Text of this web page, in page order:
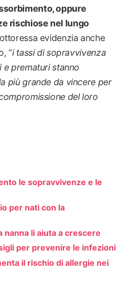
oppure
rischiose nel lungo
evidenzia anche
“itassi di sopravvivenza
e prematuri stanno
più grande da vincere per
del loro
le sopravvivenze e le
per nati con la
nanna li aiuta a crescere
per prevenire le infezioni
il rischio di allergie nei